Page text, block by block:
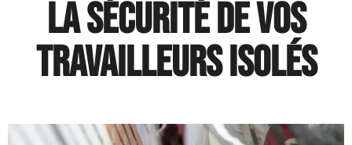
la sécurité de vos
travailleurs isolés